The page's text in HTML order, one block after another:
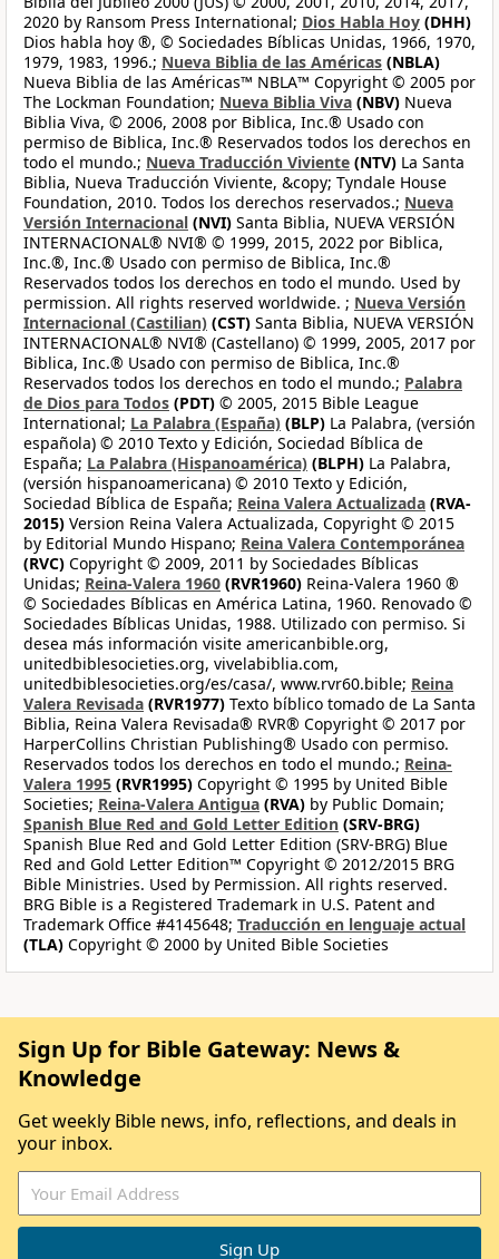
2020 by Ransom Press International; Dios Habla Hoy (DHH)
Dios habla hoy ®, © Sociedades Bíblicas Unidas, 1966, 1970,
1979, 1983, 1996.; Nueva Biblia de las Américas (NBLA)
Nueva Biblia de las Américas™ NBLA™ Copyright © 2005 por
The Lockman Foundation; Nueva Biblia Viva (NBV) Nueva
Biblia Viva, © 2006, 2008 por Biblica, Inc.® Usado con
permiso de Biblica, Inc.® Reservados todos los derechos en
todo el mundo.; Nueva Traducción Viviente (NTV) La Santa
Biblia, Nueva Traducción Viviente, &copy; Tyndale House
Foundation, 2010. Todos los derechos reservados.; Nueva
Versión Internacional (NVI) Santa Biblia, NUEVA VERSIÓN
INTERNACIONAL® NVI® © 1999, 2015, 2022 por Biblica,
Inc.®, Inc.® Usado con permiso de Biblica, Inc.®
Reservados todos los derechos en todo el mundo. Used by
permission. All rights reserved worldwide. ; Nueva Versión
Internacional (Castilian) (CST) Santa Biblia, NUEVA VERSIÓN
INTERNACIONAL® NVI® (Castellano) © 1999, 2005, 2017 por
Biblica, Inc.® Usado con permiso de Biblica, Inc.®
Reservados todos los derechos en todo el mundo.; Palabra
de Dios para Todos (PDT) © 2005, 2015 Bible League
International; La Palabra (España) (BLP) La Palabra, (versión
española) © 2010 Texto y Edición, Sociedad Bíblica de
España; La Palabra (Hispanoamérica) (BLPH) La Palabra,
(versión hispanoamericana) © 2010 Texto y Edición,
Sociedad Bíblica de España; Reina Valera Actualizada (RVA-
2015) Version Reina Valera Actualizada, Copyright © 2015
by Editorial Mundo Hispano; Reina Valera Contemporánea
(RVC) Copyright © 2009, 2011 by Sociedades Bíblicas
Unidas; Reina-Valera 1960 (RVR1960) Reina-Valera 1960 ®
© Sociedades Bíblicas en América Latina, 1960. Renovado ©
Sociedades Bíblicas Unidas, 1988. Utilizado con permiso. Si
desea más información visite americanbible.org,
unitedbiblesocieties.org, vivelabiblia.com,
unitedbiblesocieties.org/es/casa/, www.rvr60.bible; Reina
Valera Revisada (RVR1977) Texto bíblico tomado de La Santa
Biblia, Reina Valera Revisada® RVR® Copyright © 2017 por
HarperCollins Christian Publishing® Usado con permiso.
Reservados todos los derechos en todo el mundo.; Reina-
Valera 1995 (RVR1995) Copyright © 1995 by United Bible
Societies; Reina-Valera Antigua (RVA) by Public Domain;
Spanish Blue Red and Gold Letter Edition (SRV-BRG)
Spanish Blue Red and Gold Letter Edition (SRV-BRG) Blue
Red and Gold Letter Edition™ Copyright © 2012/2015 BRG
Bible Ministries. Used by Permission. All rights reserved.
BRG Bible is a Registered Trademark in U.S. Patent and
Trademark Office #4145648; Traducción en lenguaje actual
(TLA) Copyright © 2000 by United Bible Societies
Sign Up for Bible Gateway: News &
Knowledge
Get weekly Bible news, info, reflections, and deals in
your inbox.